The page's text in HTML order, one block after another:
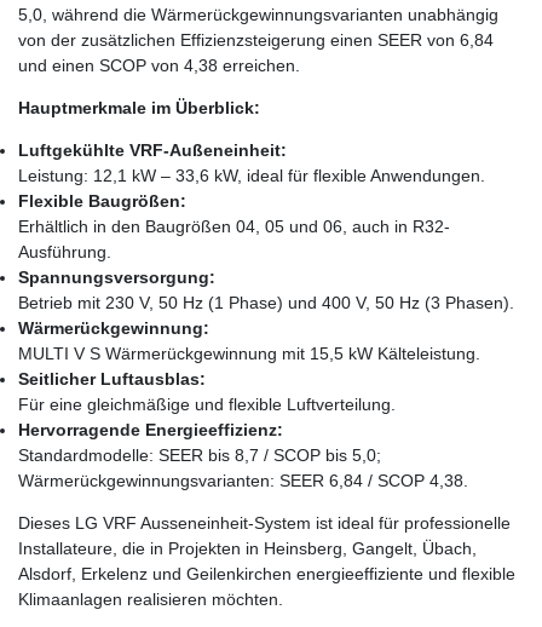
5,0, während die Wärmerückgewinnungsvarianten unabhängig
von der zusätzlichen Effizienzsteigerung einen SEER von 6,84
und einen SCOP von 4,38 erreichen.
Hauptmerkmale im Überblick:
Luftgekühlte VRF-Außeneinheit:
Leistung: 12,1 kW – 33,6 kW, ideal für flexible Anwendungen.
Flexible Baugrößen:
Erhältlich in den Baugrößen 04, 05 und 06, auch in R32-
Ausführung.
Spannungsversorgung:
Betrieb mit 230 V, 50 Hz (1 Phase) und 400 V, 50 Hz (3 Phasen).
Wärmerückgewinnung:
MULTI V S Wärmerückgewinnung mit 15,5 kW Kälteleistung.
Seitlicher Luftausblas:
Für eine gleichmäßige und flexible Luftverteilung.
Hervorragende Energieeffizienz:
Standardmodelle: SEER bis 8,7 / SCOP bis 5,0;
Wärmerückgewinnungsvarianten: SEER 6,84 / SCOP 4,38.
Dieses LG VRF Ausseneinheit-System ist ideal für professionelle
Installateure, die in Projekten in Heinsberg, Gangelt, Übach,
Alsdorf, Erkelenz und Geilenkirchen energieeffiziente und flexible
Klimaanlagen realisieren möchten.